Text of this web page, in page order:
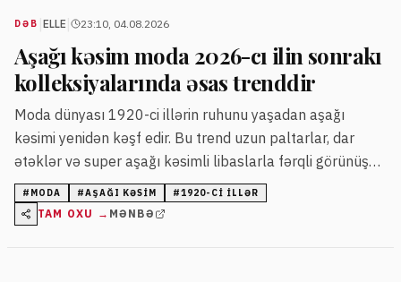
DƏB ELLE 23:10, 04.08.2026
Aşağı kəsim moda 2026-cı ilin sonrakı
kolleksiyalarında əsas trenddir
Moda dünyası 1920-ci illərin ruhunu yaşadan aşağı
kəsimi yenidən kəşf edir. Bu trend uzun paltarlar, dar
ətəklər və super aşağı kəsimli libaslarla fərqli görünüş
yaradır.
# MODA #AŞAĞI KƏSIM #1920-CI ILLƏR
TAM OXU → MƏNBƏ